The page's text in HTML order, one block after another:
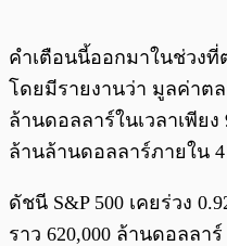
คำเตือนนี้ออกมาในช่วง
โดยมีรายงานว่า มูลค่าต
ล้านดอลลาร์ในเวลาเพีย
ล้านล้านดอลลาร์ภายใน
ดัชนี S&P 500 เคยร่วง
ราว 620,000 ล้านดอลลา